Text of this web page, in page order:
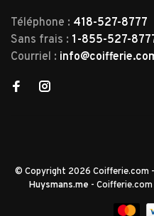
Téléphone : 418-527-8777
Sans frais : 1-855-527-
Courriel :
© Copyright 2026 Coifferie.com
Huysmans.me - Coifferie.com